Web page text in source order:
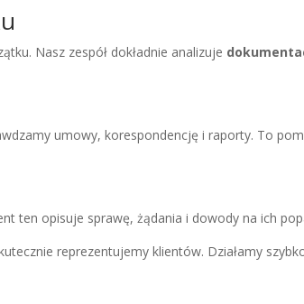
Nasz zespół dokładnie analizuje
umowy, korespondencję i raporty. To
ten opisuje sprawę, żądania i dowody na ich
reprezentujemy klientów. Działamy